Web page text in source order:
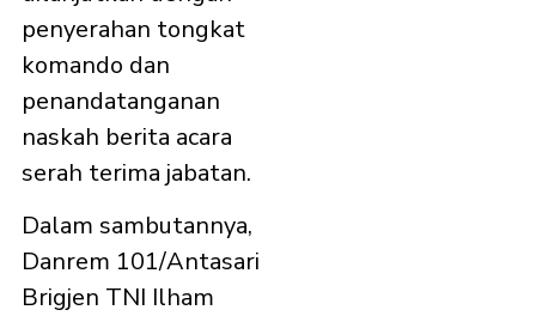
penyerahan tongkat
komando dan
penandatanganan
naskah berita acara
serah terima jabatan.
Dalam sambutannya,
Danrem 101/Antasari
Brigjen TNI Ilham